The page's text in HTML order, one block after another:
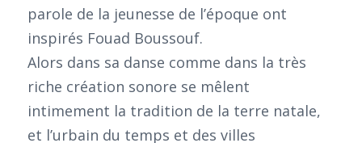
parole de la jeunesse de l’époque ont
inspirés Fouad Boussouf.
Alors dans sa danse comme dans la très
riche création sonore se mêlent
intimement la tradition de la terre natale,
et l’urbain du temps et des villes